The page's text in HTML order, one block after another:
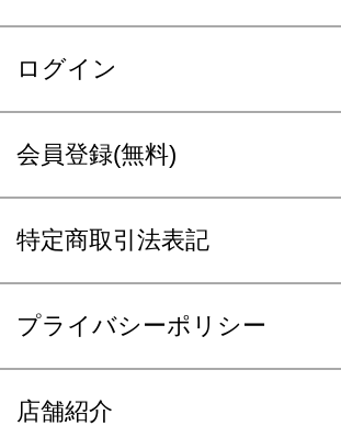
ログイン
会員登録(無料)
特定商取引法表記
プライバシーポリシー
店舗紹介